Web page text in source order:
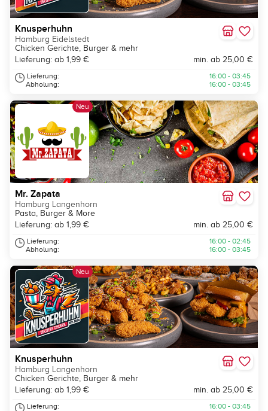
Knusperhuhn
Hamburg Eidelstedt
Chicken Gerichte, Burger & mehr
Lieferung: ab 1,99 €
min. ab 25,00 €
Lieferung:
Abholung:
16:00 - 03:45
16:00 - 03:45
Neu
Mr. Zapata
Hamburg Langenhorn
Pasta, Burger & More
Lieferung: ab 1,99 €
min. ab 25,00 €
Lieferung:
Abholung:
16:00 - 02:45
16:00 - 03:45
Neu
Knusperhuhn
Hamburg Langenhorn
Chicken Gerichte, Burger & mehr
Lieferung: ab 1,99 €
min. ab 25,00 €
Lieferung:
16:00 - 03:45